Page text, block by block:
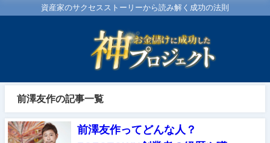
資産家のサクセスストーリーから読み解く成功の法則
前澤友作の記事一覧
前澤友作ってどんな人？